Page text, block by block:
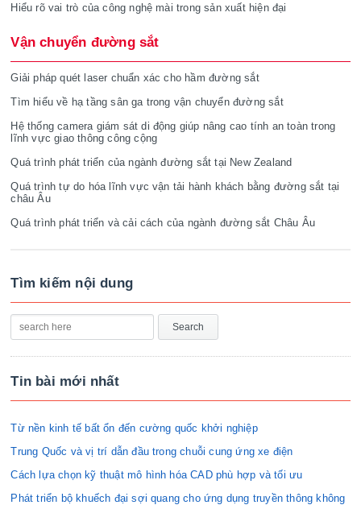
Hiểu rõ vai trò của công nghệ mài trong sản xuất hiện đại
Vận chuyển đường sắt
Giải pháp quét laser chuẩn xác cho hầm đường sắt
Tìm hiểu về hạ tầng sân ga trong vận chuyển đường sắt
Hệ thống camera giám sát di động giúp nâng cao tính an toàn trong
lĩnh vực giao thông công cộng
Quá trình phát triển của ngành đường sắt tại New Zealand
Quá trình tự do hóa lĩnh vực vận tải hành khách bằng đường sắt tại
châu Âu
Quá trình phát triển và cải cách của ngành đường sắt Châu Âu
Tìm kiếm nội dung
Tin bài mới nhất
Từ nền kinh tế bất ổn đến cường quốc khởi nghiệp
Trung Quốc và vị trí dẫn đầu trong chuỗi cung ứng xe điện
Cách lựa chọn kỹ thuật mô hình hóa CAD phù hợp và tối ưu
Phát triển bộ khuếch đại sợi quang cho ứng dụng truyền thông không